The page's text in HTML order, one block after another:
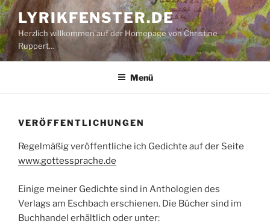
Zum
Inhalt
springen
LYRIKFENSTER.DE
Herzlich willkommen auf der Homepage von Christine
Ruppert…
Menü
VERÖFFENTLICHUNGEN
Regelmäßig veröffentliche ich Gedichte auf der Seite
www.gottessprache.de
Einige meiner Gedichte sind in Anthologien des
Verlags am Eschbach erschienen. Die Bücher sind im
Buchhandel erhältlich oder unter: